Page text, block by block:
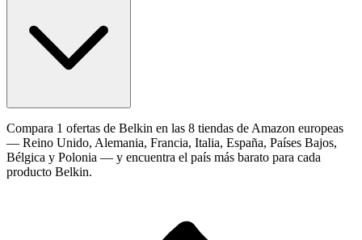
Compara 1 ofertas de Belkin en las 8 tiendas de Amazon europeas
— Reino Unido, Alemania, Francia, Italia, España, Países Bajos,
Bélgica y Polonia — y encuentra el país más barato para cada
producto Belkin.